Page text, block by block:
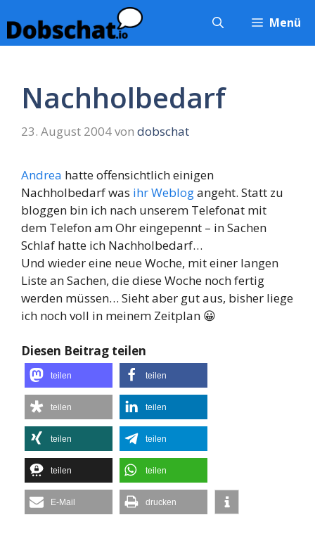
Inhalt
springen
Menü
Nachholbedarf
23. August 2004von dobschat
Andrea hatte offensichtlich einigen
Nachholbedarf was ihr Weblogangeht. Statt zu
bloggen bin ich nach unserem Telefonat mit
dem Telefon am Ohr eingepennt – in Sachen
Schlaf hatte ich Nachholbedarf…
Und wieder eine neue Woche, mit einer langen
Liste an Sachen, die diese Woche noch fertig
werden müssen… Sieht aber gut aus, bisher liege
ich noch voll in meinem Zeitplan 😀
Diesen Beitrag teilen
teilen teilen
teilen teilen
teilen teilen
teilen teilen
E-Mail drucken